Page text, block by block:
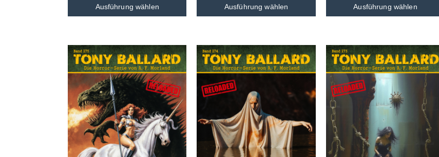
Ausführung wählen Ausführung wählen Ausführung wählen